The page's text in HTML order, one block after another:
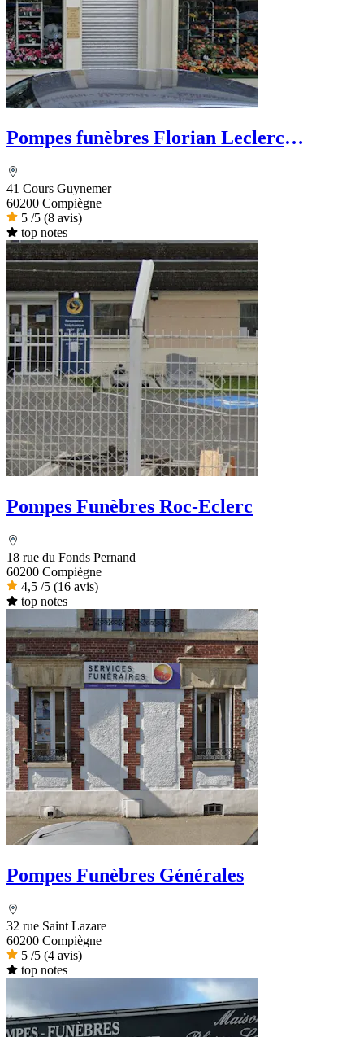
Pompes funèbres Florian Leclerc
41 Cours Guynemer
60200 Compiègne
5 /5 (8 avis)
top notes
Pompes Funèbres Roc-Eclerc
18 rue du Fonds Pernand
60200 Compiègne
4,5 /5 (16 avis)
top notes
Pompes Funèbres Générales
32 rue Saint Lazare
60200 Compiègne
5 /5 (4 avis)
top notes